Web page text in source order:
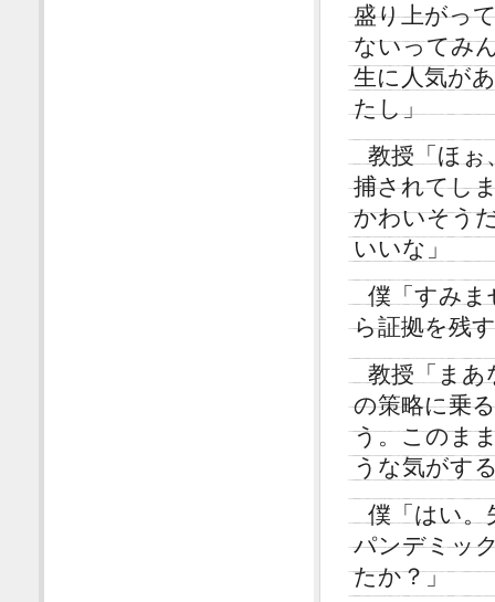
盛り上がっ
ないってみ
生に人気が
たし」
教授「ほぉ
捕されてし
かわいそう
いいな」
僕「すみま
ら証拠を残
教授「まあ
の策略に乗
う。このま
うな気がす
僕「はい。
パンデミッ
たか？」